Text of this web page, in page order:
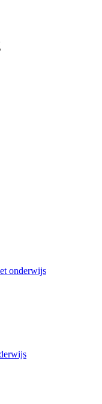
onderwijs